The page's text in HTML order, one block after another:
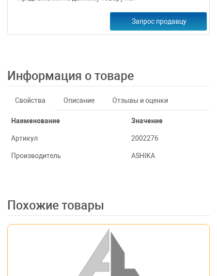
Запрос продавцу
Информация о товаре
Свойства Описание Отзывы и оценки
Наименование Значение
Артикул 2002276
Производитель ASHIKA
Похожие товары